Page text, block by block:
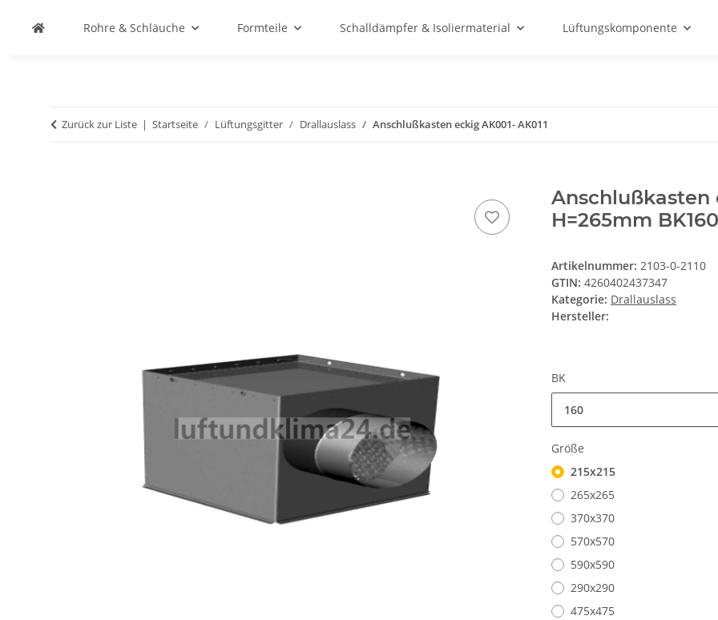
Rohre & Schläuche Formteile Schalldämpfer & Isoliermaterial Lüftungskomponente
Zurück zur Liste Startseite Lüftungsgitter Drallauslass Anschlußkasten eckig AK001- AK011
Anschlußkasten
H=265mm BK160
Artikelnummer: 2103-0-2110
GTIN: 4260402437347
Kategorie: Drallauslass
Hersteller:
BK
160
Größe
215x215
265x265
370x370
570x570
590x590
290x290
475x475